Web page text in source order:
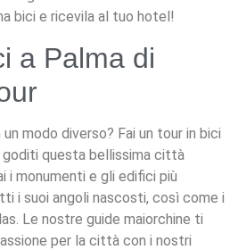
bici e ricevila al tuo hotel!
a Palma di
modo diverso? Fai un tour in bici
goditi questa bellissima città
i monumenti e gli edifici più
i suoi angoli nascosti, così come i
Le nostre guide maiorchine ti
per la città con i nostri